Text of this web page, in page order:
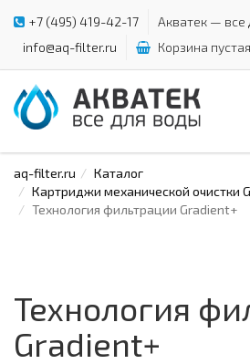
+7 (495) 419-42-17
Акватек — все
info@aq-filter.ru
Корзина пустая
aq-filter.ru
Каталог
Картриджи механической очистки
Технология фильтрации Gradient+
Технология
Gradient+